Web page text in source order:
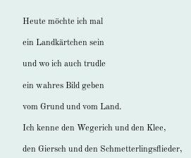
Heute möchte ich mal
ein Landkärtchen sein
und wo ich auch trudle
ein wahres Bild geben
vom Grund und vom Land.
Ich kenne den Wegerich und den Klee,
den Giersch und den Schmetterlingsflieder,